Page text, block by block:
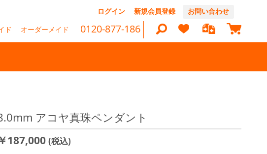
テ
ン
ツ
ログイン 新規会員登録 お問い合わせ
ド オーダーメイド 0120-877-186 マイカ
アコヤ真珠ペンダント
￥187,000 (税込)